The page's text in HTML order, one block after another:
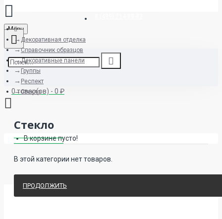
Menu
0 товар(ов) - 0 ₽
В корзине пусто!
Декоративная отделка
Справочник образцов
Декоративные панели
Группы
Респект
Стекло
Стекло
В этой категории нет товаров.
ПРОДОЛЖИТЬ